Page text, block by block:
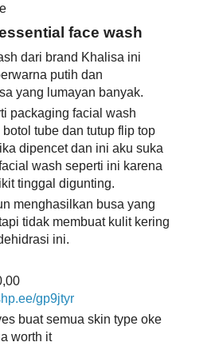
face wash
dari brand Khalisa ini
putih dan
yang lumayan banyak.
packaging facial wash
tube dan tutup flip top
dipencet dan ini aku suka
wash seperti ini karena
tinggal digunting.
menghasilkan busa yang
tidak membuat kulit kering
ini.
gp9jtyr
buat semua skin type oke
worth it